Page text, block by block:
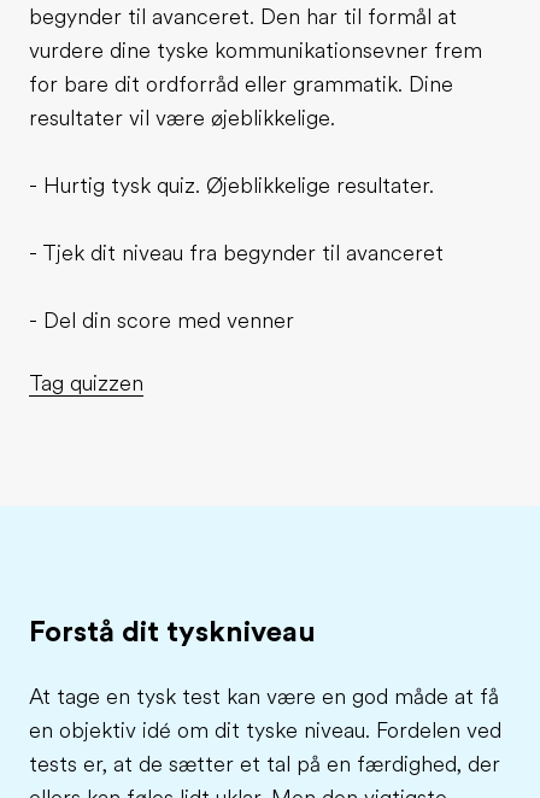
begynder til avanceret. Den har til formål at
vurdere dine tyske kommunikationsevner frem
for bare dit ordforråd eller grammatik. Dine
resultater vil være øjeblikkelige.
- Hurtig tysk quiz. Øjeblikkelige resultater.
- Tjek dit niveau fra begynder til avanceret
- Del din score med venner
Tag quizzen
Forstå dit tyskniveau
At tage en tysk test kan være en god måde at få
en objektiv idé om dit tyske niveau. Fordelen ved
tests er, at de sætter et tal på en færdighed, der